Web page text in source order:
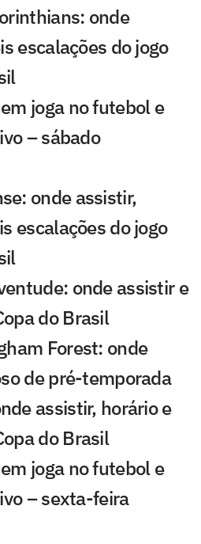
onde
escalações do jogo
joga no futebol e
– sábado
onde assistir,
escalações do jogo
onde assistir e
do Brasil
Forest: onde
de pré-temporada
assistir, horário e
do Brasil
joga no futebol e
– sexta-feira